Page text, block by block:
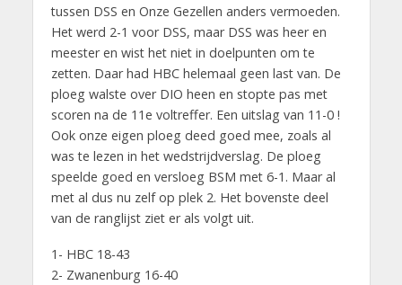
tussen DSS en Onze Gezellen anders vermoeden.
Het werd 2-1 voor DSS, maar DSS was heer en
meester en wist het niet in doelpunten om te
zetten. Daar had HBC helemaal geen last van. De
ploeg walste over DIO heen en stopte pas met
scoren na de 11e voltreffer. Een uitslag van 11-0 !
Ook onze eigen ploeg deed goed mee, zoals al
was te lezen in het wedstrijdverslag. De ploeg
speelde goed en versloeg BSM met 6-1. Maar al
met al dus nu zelf op plek 2. Het bovenste deel
van de ranglijst ziet er als volgt uit.
1- HBC 18-43
2- Zwanenburg 16-40